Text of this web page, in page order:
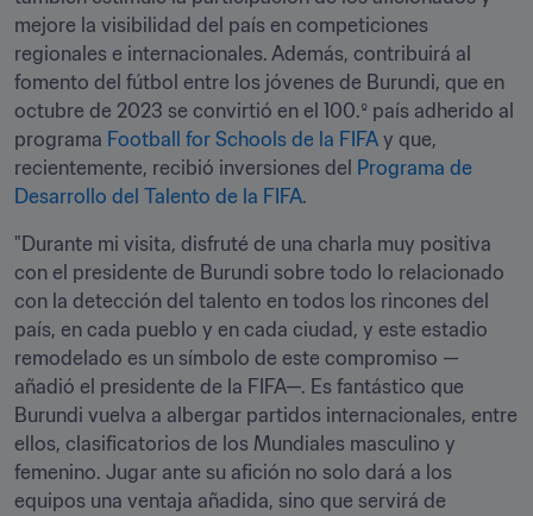
mejore la visibilidad del país en competiciones
regionales e internacionales. Además, contribuirá al
fomento del fútbol entre los jóvenes de Burundi, que en
octubre de 2023 se convirtió en el 100.º país adherido al
programa Football for Schools de la FIFA y que,
recientemente, recibió inversiones del Programa de
Desarrollo del Talento de la FIFA.
"Durante mi visita, disfruté de una charla muy positiva
con el presidente de Burundi sobre todo lo relacionado
con la detección del talento en todos los rincones del
país, en cada pueblo y en cada ciudad, y este estadio
remodelado es un símbolo de este compromiso —
añadió el presidente de la FIFA—. Es fantástico que
Burundi vuelva a albergar partidos internacionales, entre
ellos, clasificatorios de los Mundiales masculino y
femenino. Jugar ante su afición no solo dará a los
equipos una ventaja añadida, sino que servirá de